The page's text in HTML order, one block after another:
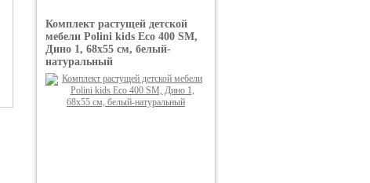
Комплект растущей детской
мебели Polini kids Eco 400 SM,
Дино 1, 68х55 см, белый-
натуральный